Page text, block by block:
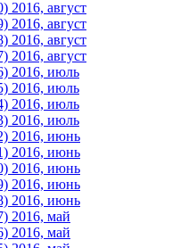
2016, август
2016, август
2016, август
2016, август
2016, июль
2016, июль
2016, июль
2016, июль
2016, июнь
2016, июнь
2016, июнь
2016, июнь
2016, июнь
2016, май
2016, май